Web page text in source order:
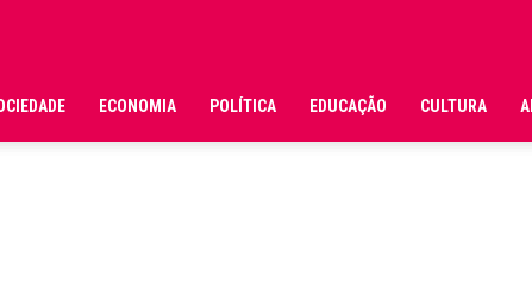
ECONOMIA POLÍTICA EDUCAÇÃO CULTURA